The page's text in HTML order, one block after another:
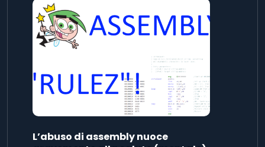
L’abuso di assembly nuoce